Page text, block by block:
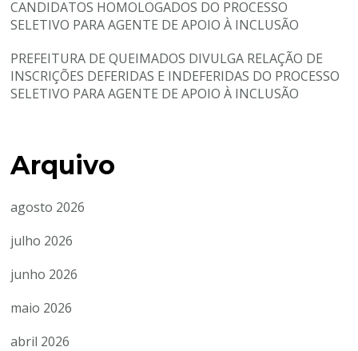
CANDIDATOS HOMOLOGADOS DO PROCESSO
SELETIVO PARA AGENTE DE APOIO À INCLUSÃO
PREFEITURA DE QUEIMADOS DIVULGA RELAÇÃO DE
INSCRIÇÕES DEFERIDAS E INDEFERIDAS DO PROCESSO
SELETIVO PARA AGENTE DE APOIO À INCLUSÃO
Arquivo
agosto 2026
julho 2026
junho 2026
maio 2026
abril 2026